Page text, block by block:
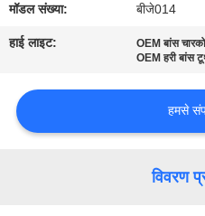
संपर्क
करें
एक
उद्धरण
मॉडल संख्या: बीजे014
हाई लाइट: OEM बांस
OEM हरी बांस
हमसे
विवरण